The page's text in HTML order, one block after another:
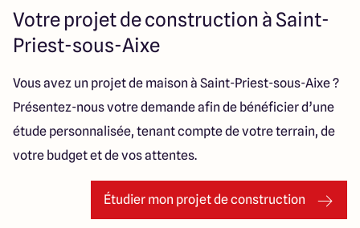
Votre projet de construction à Saint-
Priest-sous-Aixe
Vous avez un projet de maison à Saint-Priest-sous-Aixe ?
Présentez-nous votre demande afin de bénéficier d’une
étude personnalisée, tenant compte de votre terrain, de
votre budget et de vos attentes.
Étudier mon projet de construction